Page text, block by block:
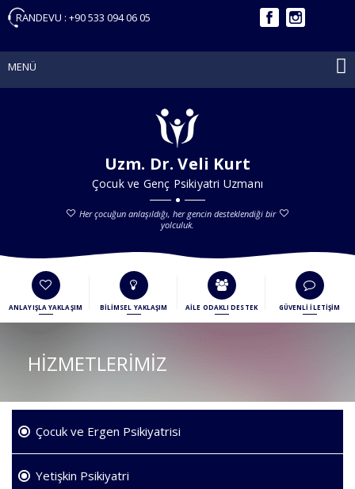
RANDEVU : +90 533 094 06 05
MENÜ
Uzm. Dr. Veli Kurt
Çocuk ve Genç Psikiyatri Uzmanı
Her çocuğun anlaşıldığı, her gencin desteklendiği bir
yolculuk.
ANLAYIŞLA YAKLAŞIM BİLİMSEL YAKLAŞIM AİLE ODAKLI DESTEK GÜVENLİ İLETİŞİM
HİZMETLERİMİZ
Çocuk ve Ergen Psikiyatrisi
Yetişkin Psikiyatri